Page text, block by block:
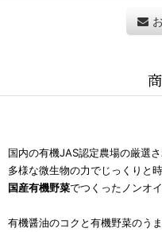
国内の有機JAS認定農場の厳選
多様な微生物の力でじっくりと
国産有機野菜でつくったノンオ
有機醤油のコクと有機野菜のう